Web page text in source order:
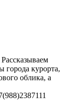
города курорта,
облика, а